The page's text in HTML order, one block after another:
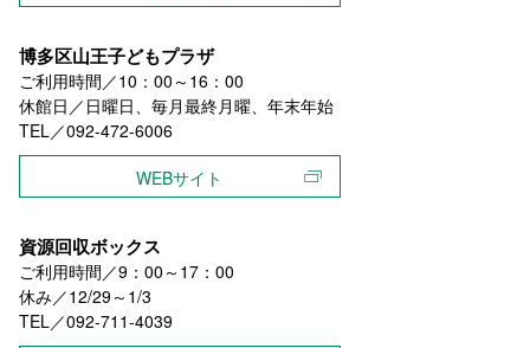
博多区山王子どもプラザ
ご利用時間／10：00～16：00
休館日／日曜日、毎月最終月曜、年末年始
TEL／092-472-6006
WEBサイト
資源回収ボックス
ご利用時間／9：00～17：00
休み／12/29～1/3
TEL／092-711-4039